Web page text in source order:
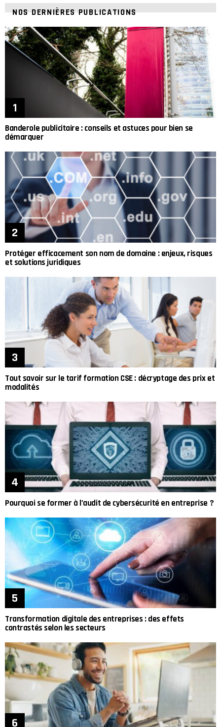
NOS DERNIÈRES PUBLICATIONS
Banderole publicitaire : conseils et astuces pour bien se
démarquer
Protéger efficacement son nom de domaine : enjeux, risques
et solutions juridiques
Tout savoir sur le tarif formation CSE : décryptage des prix et
modalités
Pourquoi se former à l’audit de cybersécurité en entreprise ?
Transformation digitale des entreprises : des effets
contrastés selon les secteurs